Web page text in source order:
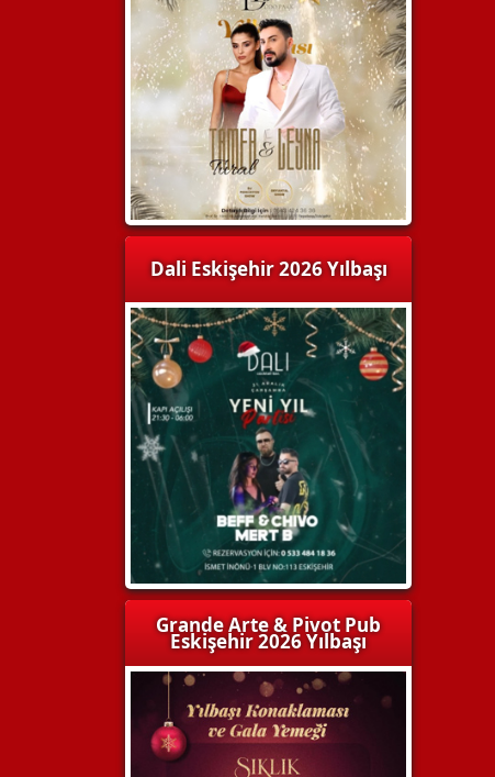
Dali Eskişehir 2026 Yılbaşı
Grande Arte & Pivot Pub
Eskişehir 2026 Yılbaşı